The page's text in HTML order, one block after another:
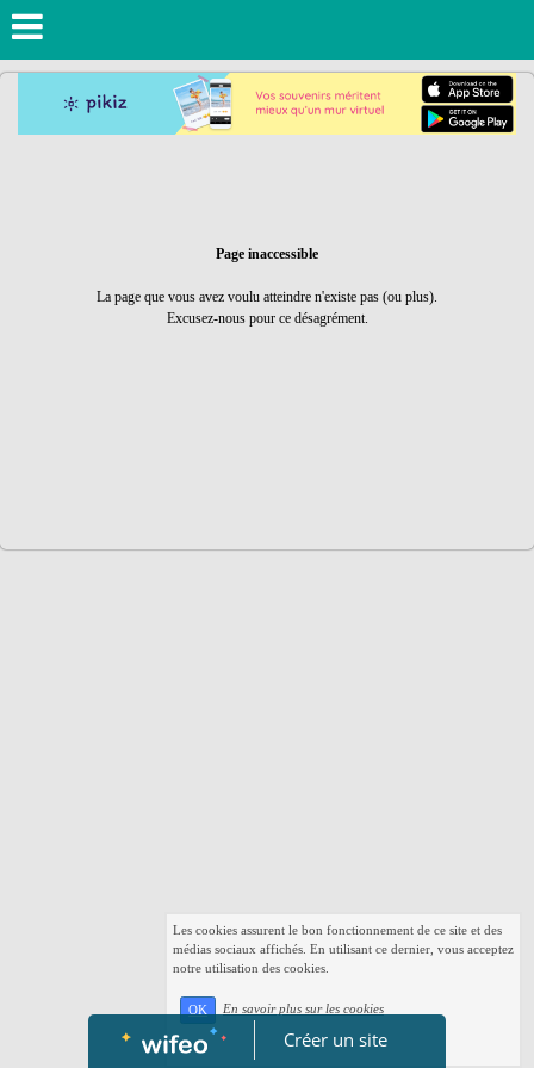
Page inaccessible
La page que vous avez voulu atteindre n'existe pas (ou plus).
Excusez-nous pour ce désagrément.
Créer un site
Les cookies assurent le bon fonctionnement de ce site et des
médias sociaux affichés. En utilisant ce dernier, vous acceptez
notre utilisation des cookies.
OK En savoir plus sur les cookies